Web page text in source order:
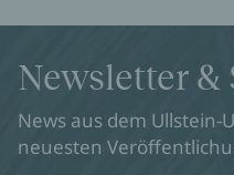
Newsletter &
News aus dem Ullstein-
neuesten